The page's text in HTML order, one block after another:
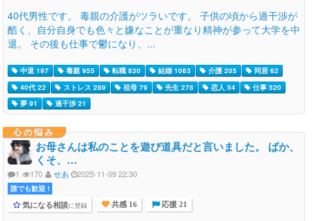
40代男性です。 毒親の介護がツラいです。 子供の頃から過干渉が
酷く、自分自身でも色々と嫌なことが重なり精神が参って大学を中
退。 その後も仕事で鬱になり、...
中退 197 毒親 955 転職 830 結婚 1063 介護 205
同居 62
40代 22
ストレス 289 祖母 79 先生 278 恋人 54
仕事 520
夢 91
過干渉 21
心の悩み
お母さんは私のことを遊び道具だと言いました。 ばか、
くそ、…
1 170 せあ 2025-11-09 22:30
誰でも歓迎 !
気になる相談に登録 共感 16 応援 21